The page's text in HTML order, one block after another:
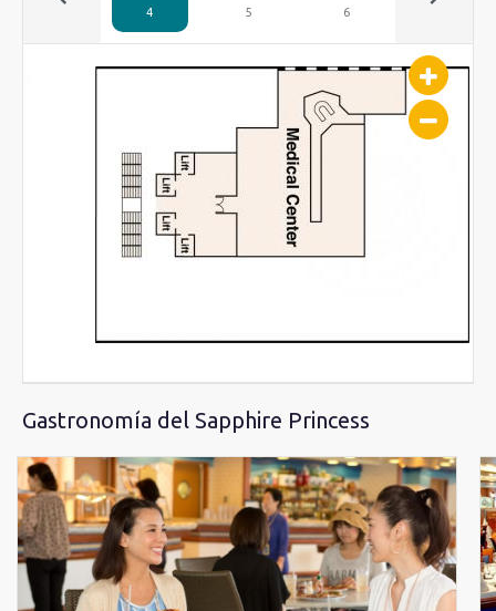
4 5 6
Gastronomía del Sapphire Princess